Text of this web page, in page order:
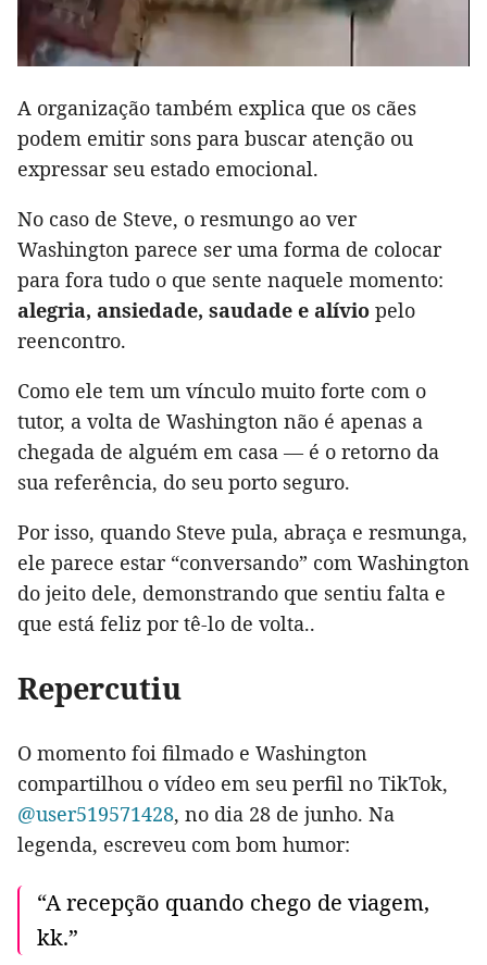
A organização também explica que os cães
podem emitir sons para buscar atenção ou
expressar seu estado emocional.
No caso de Steve, o resmungo ao ver
Washington parece ser uma forma de colocar
para fora tudo o que sente naquele momento:
alegria, ansiedade, saudade e alívio pelo
reencontro.
Como ele tem um vínculo muito forte com o
tutor, a volta de Washington não é apenas a
chegada de alguém em casa — é o retorno da
sua referência, do seu porto seguro.
Por isso, quando Steve pula, abraça e resmunga,
ele parece estar “conversando” com Washington
do jeito dele, demonstrando que sentiu falta e
que está feliz por tê-lo de volta..
Repercutiu
O momento foi filmado e Washington
compartilhou o vídeo em seu perfil no TikTok,
@user519571428, no dia 28 de junho. Na
legenda, escreveu com bom humor:
“A recepção quando chego de viagem,
kk.”